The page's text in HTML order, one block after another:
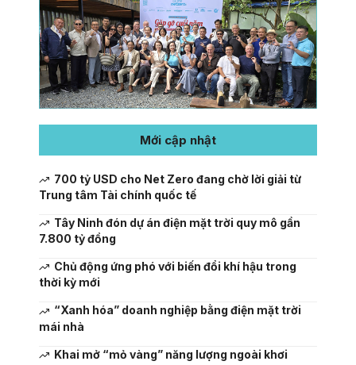
Mới cập nhật
700 tỷ USD cho Net Zero đang chờ lời giải từ
Trung tâm Tài chính quốc tế
Tây Ninh đón dự án điện mặt trời quy mô gần
7.800 tỷ đồng
Chủ động ứng phó với biến đổi khí hậu trong
thời kỳ mới
“Xanh hóa” doanh nghiệp bằng điện mặt trời
mái nhà
Khai mở “mỏ vàng” năng lượng ngoài khơi